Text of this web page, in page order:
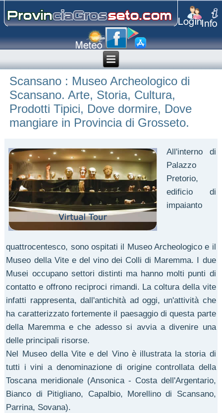
Scansano : Museo Archeologico di
Scansano. Arte, Storia, Cultura,
Prodotti Tipici, Dove dormire, Dove
mangiare in Provincia di Grosseto.
All'interno di
Palazzo
Pretorio,
edificio di
impaianto
quattrocentesco, sono ospitati il Museo Archeologico e il
Museo della Vite e del vino dei Colli di Maremma. I due
Musei occupano settori distinti ma hanno molti punti di
contatto e offrono reciproci rimandi. La coltura della vite
infatti rappresenta, dall'antichità ad oggi, un'attività che
ha caratterizzato fortemente il paesaggio di questa parte
della Maremma e che adesso si avvia a divenire una
delle principali risorse.
Nel Museo della Vite e del Vino è illustrata la storia di
tutti i vini a denominazione di origine controllata della
Toscana meridionale (Ansonica - Costa dell'Argentario,
Bianco di Pitigliano, Capalbio, Morellino di Scansano,
Parrina, Sovana).